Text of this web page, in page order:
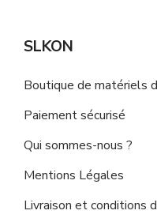
SLKON
Boutique de matériels
Paiement sécurisé
Qui sommes-nous ?
Mentions Légales
Livraison et conditions